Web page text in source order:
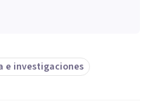
e investigaciones